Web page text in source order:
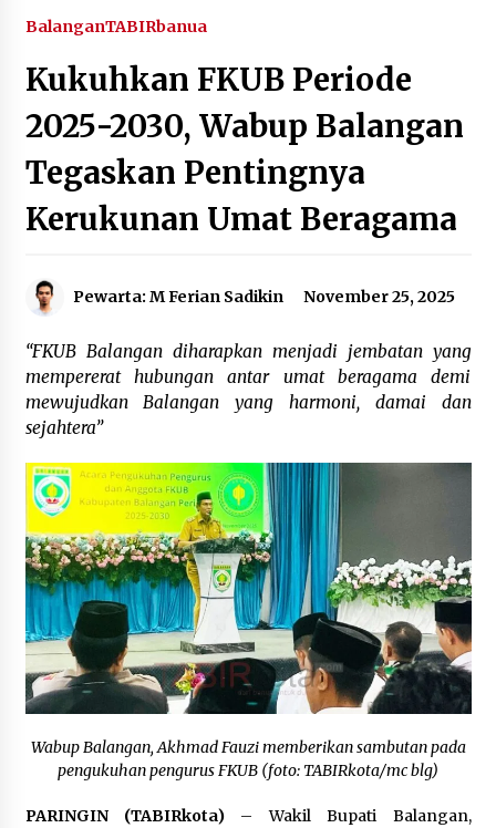
Agustus 6, 2026
Hari Kedua Kaji Tiru di DIY, Bupati Barito Utara
Pimpin Kunker ke Pemkab Gunung Kidul
Agustus 5, 2026
Eksekusi Putusan PN, Kejari Kotabaru Setor
PNBP 400 Juta dari Kasus Tambang Ilegal
Agustus 5, 2026
Sekda Tapin Komitmen Tingkatkan Layanan
Kejari HST Musnahkan Barang Bukti 27 Perkara
Inkracht van Gewisjde
Pelajar di HST Musnahkan Barang Bukti
Kejaksaan, Ada Apa?
Agustus 4, 2026
Dana Transfer Pusat Berkurang, Pemkab
Balangan Pastikan Enam Prioritas
Pembangunan Tetap Berjalan
Agustus 4, 2026
BalanganTABIRbanua
Kukuhkan FKUB Periode
2025-2030, Wabup Balangan
Tegaskan Pentingnya
Kerukunan Umat Beragama
Pewarta: M Ferian Sadikin November 25, 2025
“FKUB Balangan diharapkan menjadi jembatan yang
mempererat hubungan antar umat beragama demi
mewujudkan Balangan yang harmoni, damai dan
sejahtera”
Wabup Balangan, Akhmad Fauzi memberikan sambutan pada
pengukuhan pengurus FKUB (foto: TABIRkota/mc blg)
PARINGIN (TABIRkota)– Wakil Bupati Balangan,